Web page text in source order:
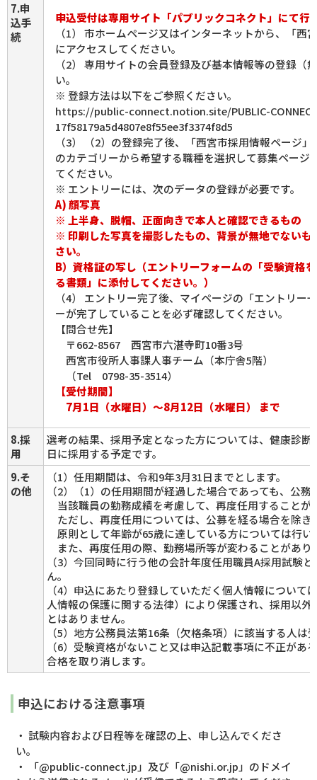
7.申
込手
続
申込受付は専用サイト「パブリックコネクト」にて行
（1） 市ホームページ又はインターネットから、「西
にアクセスしてください。
（2） 専用サイトの会員登録及び基本情報等の登録（
い。
※ 登録方法は以下をご参照ください。
https://public-connect.notion.site/PUBLIC-
17f58179a5d4807e8f55ee3f3374f8d5
（3） （2）の登録完了後、「西宮市採用情報ページ
のカテゴリーから希望する職種を選択して募集ページ
てください。
※ エントリーには、次のデータの登録が必要です。
A) 顔写真
※ 上半身、脱帽、正面向きで本人と確認できるもの
※ 印刷した写真を撮影したもの、背景が無地でないも
さい。
B）資格証の写し（エントリーフォームの「受験資格
る書類」に添付してください。）
（4） エントリー完了後、マイページの「エントリー
ーが完了していることを必ず確認してください。
【問合せ先】
〒662-8567 西宮市六湛寺町10番3号
西宮市役所人事課人事チーム（本庁舎5階）
（Tel 0798-35-3514）
【受付期間】
7月1日（水曜日）～8月12日（水曜日）
まで
8.採
用
選考の結果、採用予定となった方については、健康診断
日に採用する予定です。
9.そ
の他
（1）任用期間は、令和9年3月31日までとします。
（2）（1）の任用期間が経過した場合であっても、公
当該職員の勤務成績を考慮して、再度任用することが
ただし、再度任用については、公募を経る場合を除き
原則として年齢が65歳に達している方については行い
また、再度任用の際、勤務場所等が変わることがあり
（3）今回同時に行う他の会計年度任用職員A採用試験
ん。
（4）申込にあたり登録していただく個人情報について
人情報の保護に関する法律）により保護され、採用以
とはありません。
（5）地方公務員法第16条（欠格条項）に該当する人は
（6）受験資格がないこと又は申込記載事項に不正があ
合格を取り消します。
申込における注意事項
・ 試験内容および日程等を確認の上、申し込んでくださ
い。
・ 「@public-connect.jp」及び「@nishi.or.jp」のドメイ